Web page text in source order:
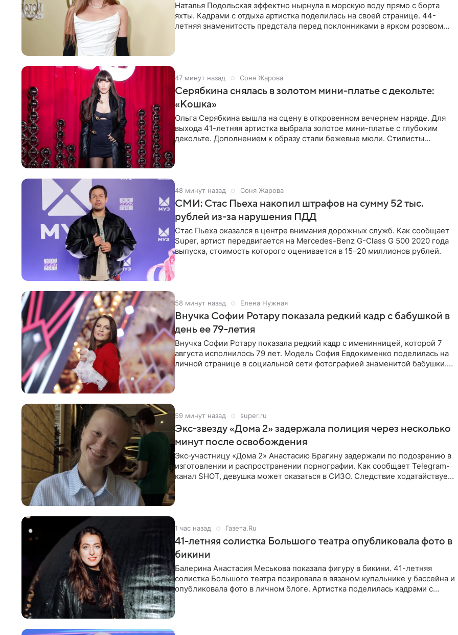
Наталья Подольская эффектно нырнула в морскую воду прямо с борта
яхты. Кадрами с отдыха артистка поделилась на своей странице. 44-
летняя знаменитость предстала перед поклонниками в ярком розовом
47 минут назад Соня Жарова
Серябкина снялась в золотом мини-платье с декольте:
«Кошка»
Ольга Серябкина вышла на сцену в откровенном вечернем наряде. Для
выхода 41-летняя артистка выбрала золотое мини-платье с глубоким
декольте. Дополнением к образу стали бежевые мюли. Стилисты
48 минут назад Соня Жарова
СМИ: Стас Пьеха накопил штрафов на сумму 52 тыс.
рублей из-за нарушения ПДД
Стас Пьеха оказался в центре внимания дорожных служб. Как сообщает
Super, артист передвигается на Mercedes-Benz G-Class G 500 2020 года
выпуска, стоимость которого оценивается в 15–20 миллионов рублей.
58 минут назад Елена Нужная
Внучка Софии Ротару показала редкий кадр с бабушкой в
день ее 79-летия
Внучка Софии Ротару показала редкий кадр с именинницей, которой 7
августа исполнилось 79 лет. Модель София Евдокименко поделилась на
личной странице в социальной сети фотографией знаменитой бабушки.
59 минут назад super.ru
Экс‑звезду «Дома 2» задержала полиция через несколько
минут после освобождения
Экс‑участницу «Дома 2» Анастасию Брагину задержали по подозрению в
изготовлении и распространении порнографии. Как сообщает Telegram-
канал SHOT, девушка может оказаться в СИЗО. Следствие ходатайствует
1 час назад Газета.Ru
41-летняя солистка Большого театра опубликовала фото в
бикини
Балерина Анастасия Меськова показала фигуру в бикини. 41-летняя
солистка Большого театра позировала в вязаном купальнике у бассейна и
опубликовала фото в личном блоге. Артистка поделилась кадрами с